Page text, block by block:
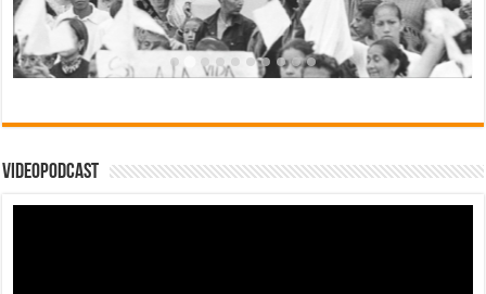
Videopodcast